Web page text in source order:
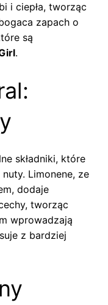
i ciepła, tworząc
zapach o
są
.
składniki, które
Limonene, ze
dodaje
tworząc
wprowadzają
z bardziej